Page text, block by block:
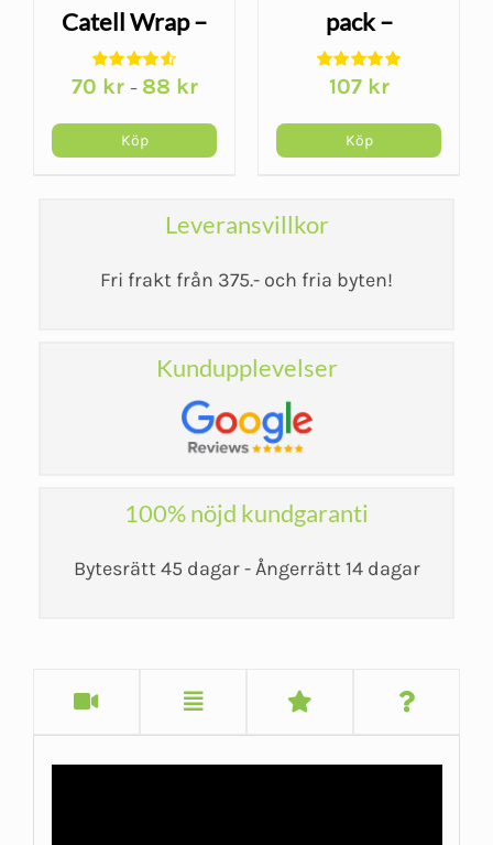
Catell Wrap –
självhäftande
elastisk linda
70 kr – 88 kr
Köp
pack –
självhäftande
sporttejp i 6
färger
107 kr
Köp
Leveransvillkor
Fri frakt från 375.- och fria byten!
Kundupplevelser
100% nöjd kundgaranti
Bytesrätt 45 dagar - Ångerrätt 14 dagar